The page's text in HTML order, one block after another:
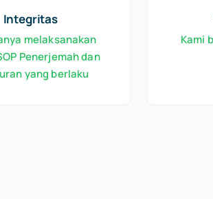
Integritas
melaksanakan
Penerjemah dan
yang berlaku
Kami